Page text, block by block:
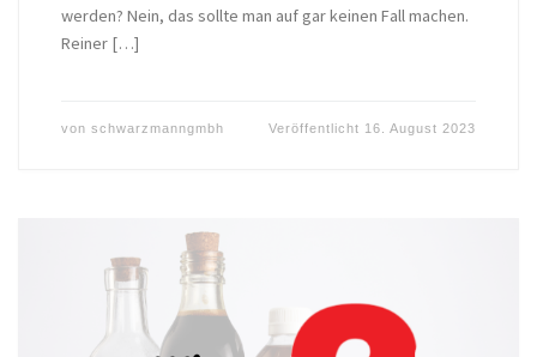
werden? Nein, das sollte man auf gar keinen Fall machen.
Reiner […]
von schwarzmanngmbh Veröffentlicht 16. August 2023